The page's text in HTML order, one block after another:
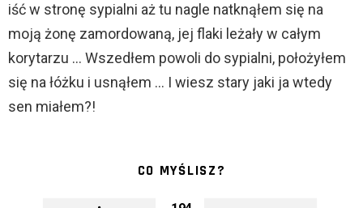
iść w stronę sypialni aż tu nagle natknąłem się na
moją żonę zamordowaną, jej flaki leżały w całym
korytarzu … Wszedłem powoli do sypialni, położyłem
się na łóżku i usnąłem … I wiesz stary jaki ja wtedy
sen miałem?!
CO MYŚLISZ?